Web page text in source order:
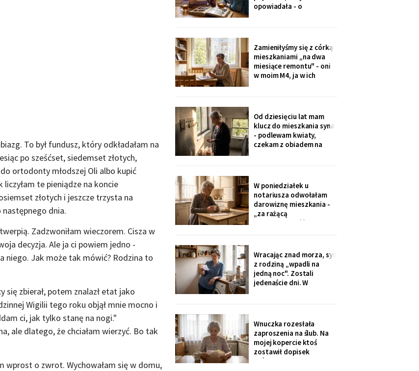
To był fundusz, który odkładałam na
po sześćset, siedemset złotych,
ortodonty młodszej Oli albo kupić
te pieniądze na koncie
złotych i jeszcze trzysta na
następnego dnia.
Zadzwoniłam wieczorem. Cisza w
decyzja. Ale ja ci powiem jedno -
niego. Jak może tak mówić? Rodzina to
się zbierał, potem znalazł etat jako
Wigilii tego roku objął mnie mocno i
ci, jak tylko stanę na nogi."
ale dlatego, że chciałam wierzyć. Bo tak
wprost o zwrot. Wychowałam się w domu,
do szpitala, ani na
rocznicę
opowiadała - o
niedziele. Powiedziała,
że chce, żeby jej dzieci
kiedyś usłyszały mój głos.
Zamieniłyśmy się z córką
mieszkaniami „na dwa
miesiące remontu" - oni
w moim M4, ja w ich
widziałam na zdjęciach u
wnuczki. Córka mówi:
„Mamo, przecież stąd
masz bliżej do
przychodni".
Od dziesięciu lat mam
klucz do mieszkania syna
- podlewam kwiaty,
czekam z obiadem na
na karty. Karty dostali
wszyscy, nawet mama
synowej. Ja mam dzwonić
domofonem.
W poniedziałek u
notariusza odwołałam
darowiznę mieszkania -
„za rażącą
niewdzięczność", tak to
poleconego. Pani
notariusz spytała, czy na
pewno. Jestem pewna od
Wigilii, odkąd jem
świąteczną kolację w
Wracając znad morza, syn
z rodziną „wpadli na
jedną noc". Zostali
jedenaście dni. W
wrzuciłam nasze rzeczy,
odbierzemy wyprane w
środę. Buziaki".
Wnuczka rozesłała
zaproszenia na ślub. Na
mojej kopercie ktoś
zostawił dopisek
ołówkiem, chyba nie dla